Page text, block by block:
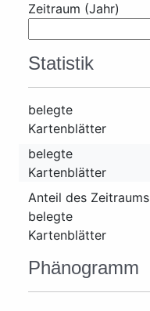
Zeitraum (Jahr)
Statistik
belegte
Kartenblätter
belegte
Kartenblätter
Anteil des Zeitraums
belegte
Kartenblätter
Phänogramm